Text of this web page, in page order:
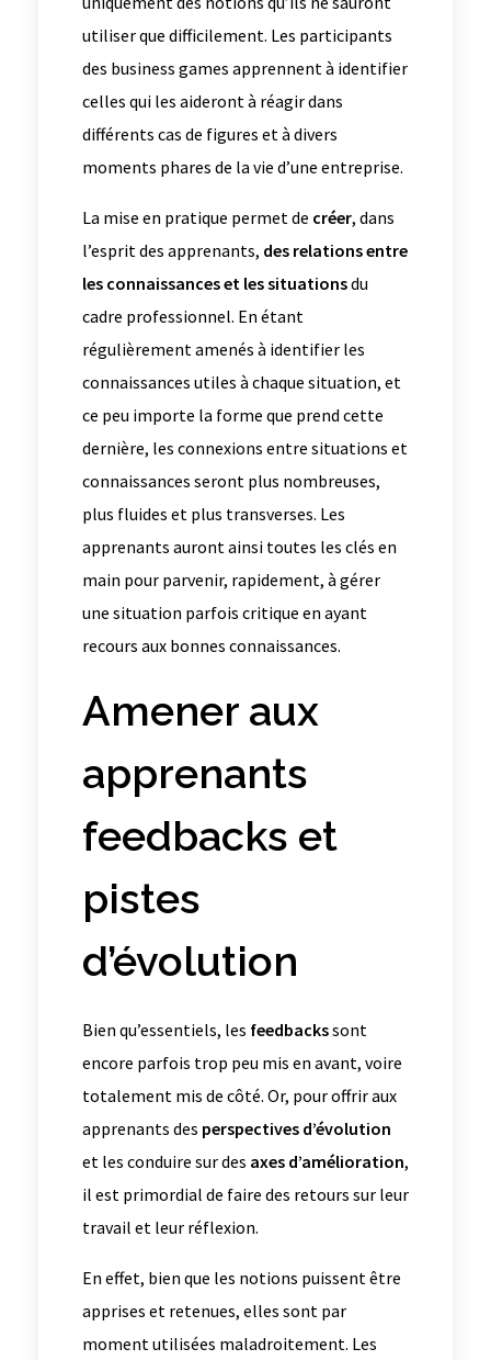
utiliser que difficilement. Les participants
des business games apprennent à identifier
celles qui les aideront à réagir dans
différents cas de figures et à divers
moments phares de la vie d’une entreprise.
La mise en pratique permet de créer, dans
l’esprit des apprenants, des relations entre
les connaissances et les situationsdu
cadre professionnel. En étant
régulièrement amenés à identifier les
connaissances utiles à chaque situation, et
ce peu importe la forme que prend cette
dernière, les connexions entre situations et
connaissances seront plus nombreuses,
plus fluides et plus transverses. Les
apprenants auront ainsi toutes les clés en
main pour parvenir, rapidement, à gérer
une situation parfois critique en ayant
recours aux bonnes connaissances.
Amener aux
apprenants
feedbacks et
pistes
d’évolution
Bien qu’essentiels, les feedbackssont
encore parfois trop peu mis en avant, voire
totalement mis de côté. Or, pour offrir aux
apprenants des perspectives d’évolution
et les conduire sur des axes d’amélioration,
il est primordial de faire des retours sur leur
travail et leur réflexion.
En effet, bien que les notions puissent être
apprises et retenues, elles sont par
moment utilisées maladroitement. Les